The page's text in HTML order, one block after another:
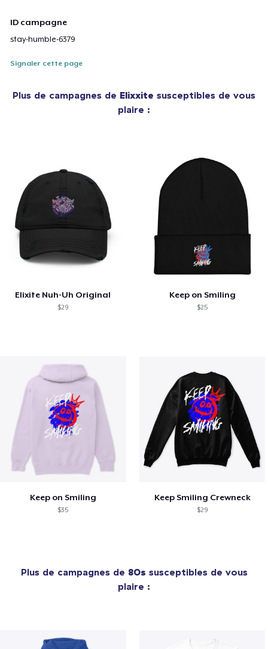
ID campagne
stay-humble-6379
Signaler cette page
Plus de campagnes de Elixxite susceptibles de vous
plaire :
Elixite Nuh-Uh Original
$29
Keep on Smiling
$25
Keep on Smiling
$35
Keep Smiling Crewneck
$29
Plus de campagnes de 80s susceptibles de vous
plaire :